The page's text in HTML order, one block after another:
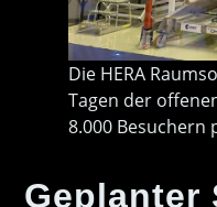
Die HERA
Tagen der
8.000 Besuchern
Geplanter